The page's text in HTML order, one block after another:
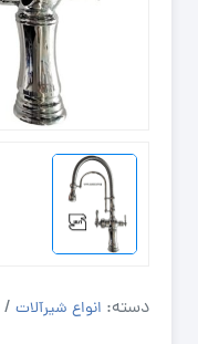
دسته: انواع شیرآلات /